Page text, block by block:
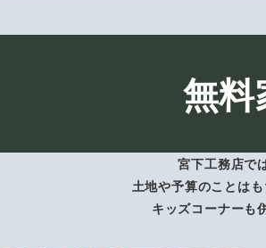
無料
宮下工務店で
土地や予算のことは
キッズコーナーも